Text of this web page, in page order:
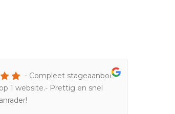
- Compleet stageaanbod
1 website.- Prettig en snel